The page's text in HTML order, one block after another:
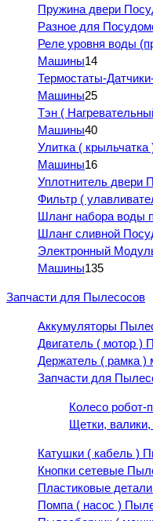
Пружина двери
Разное для
Реле уровня воды
Машины14
Термостаты-
Машины25
Тэн (
Машины40
Улитка (
Машины16
Уплотнитель двери
Фильтр (
Шланг набора воды
Шланг сливной
Электронный
Машины135
Запчасти для Пылесосов
Аккумуляторы
Двигатель ( мотор )
Держатель ( рамка
Запчасти для
Колесо робот-
Щетки,
Катушки ( кабель )
Кнопки сетевые
Пластиковые
Помпа ( насос )